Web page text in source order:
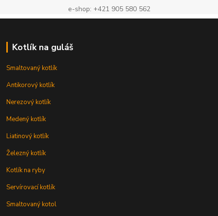
e-shop: +421 905 580 562
Kotlík na guláš
Smaltovaný kotlík
Antikorový kotlík
Nerezový kotlík
Medený kotlík
Liatinový kotlík
Železný kotlík
Kotlík na ryby
Servírovací kotlík
Smaltovaný kotol